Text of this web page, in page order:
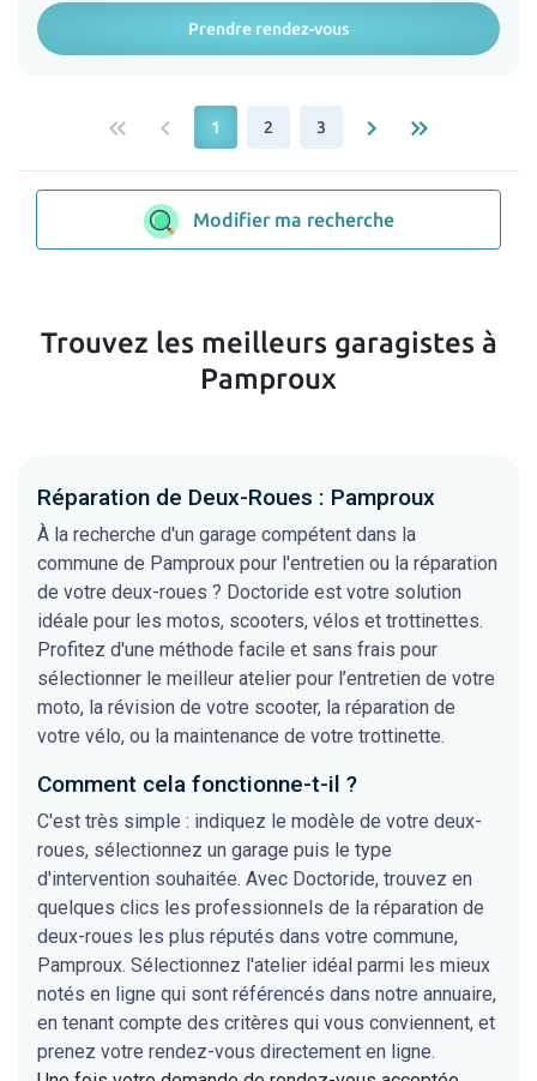
Prendre rendez-vous
keyboard_double_arrow_left keyboard_arrow_left 1 2 3 keyboard_arrow_right keyboard_double_arrow_right
Modifier ma recherche
Trouvez les meilleurs garagistes à
Pamproux
Réparation de Deux-Roues : Pamproux
À la recherche d'un garage compétent dans la
commune de Pamproux pour l'entretien ou la réparation
de votre deux-roues ? Doctoride est votre solution
idéale pour les motos, scooters, vélos et trottinettes.
Profitez d'une méthode facile et sans frais pour
sélectionner le meilleur atelier pour l’entretien de votre
moto, la révision de votre scooter, la réparation de
votre vélo, ou la maintenance de votre trottinette.
Comment cela fonctionne-t-il ?
C'est très simple : indiquez le modèle de votre deux-
roues, sélectionnez un garage puis le type
d'intervention souhaitée. Avec Doctoride, trouvez en
quelques clics les professionnels de la réparation de
deux-roues les plus réputés dans votre commune,
Pamproux. Sélectionnez l'atelier idéal parmi les mieux
notés en ligne qui sont référencés dans notre annuaire,
en tenant compte des critères qui vous conviennent, et
prenez votre rendez-vous directement en ligne.